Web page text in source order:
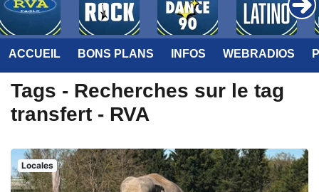
ACCUEIL BONS PLANS INFOS WEBRADIOS
Tags - Recherches sur le tag
transfert - RVA
Locales